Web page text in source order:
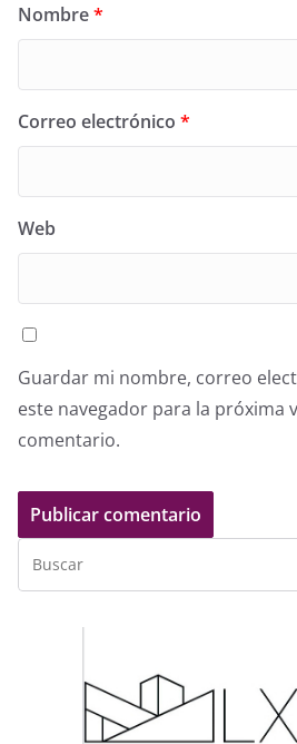
Nombre*
Correo electrónico *
Web
Guardar mi nombre, correo
este navegador para la próxima
comentario.